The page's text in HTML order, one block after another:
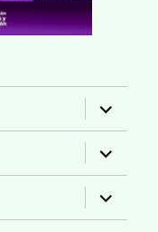
expande
el
menú
inferior
expande
el
menú
inferior
expande
el
menú